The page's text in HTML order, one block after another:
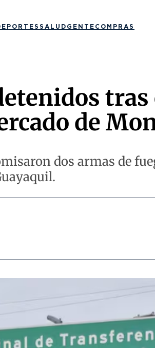
SALUD GENTE COMPRAS
de
dos armas de